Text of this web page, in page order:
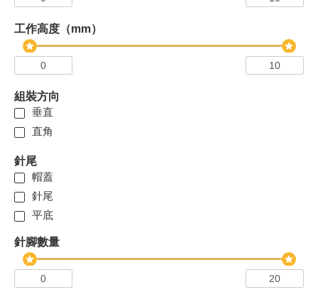
工作高度（mm）
組裝方向
垂直
直角
針尾
帽蓋
針尾
平底
針腳數量